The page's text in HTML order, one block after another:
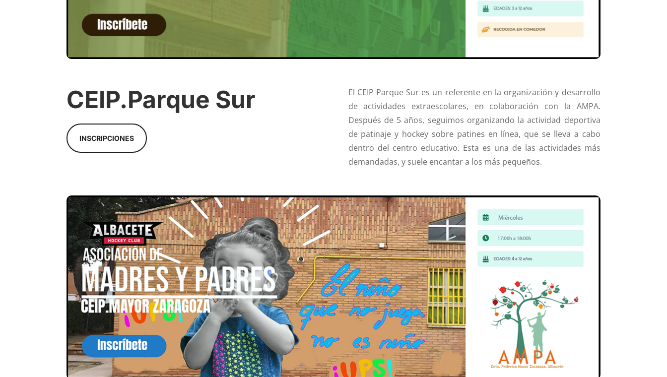
CEIP.Parque Sur
INSCRIPCIONES
El CEIP Parque Sur es un referente en la organización y desarrollo
de actividades extraescolares, en colaboración con la AMPA.
Después de 5 años, seguimos organizando la actividad deportiva
de patinaje y hockey sobre patines en línea, que se lleva a cabo
dentro del centro educativo. Esta es una de las actividades más
demandadas, y suele encantar a los más pequeños.